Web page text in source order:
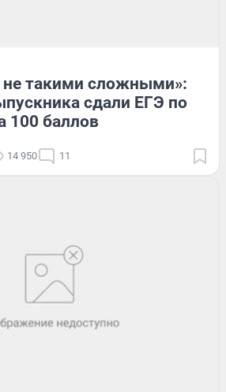
не такими сложными»:
сдали ЕГЭ по
100 баллов
14 950 11